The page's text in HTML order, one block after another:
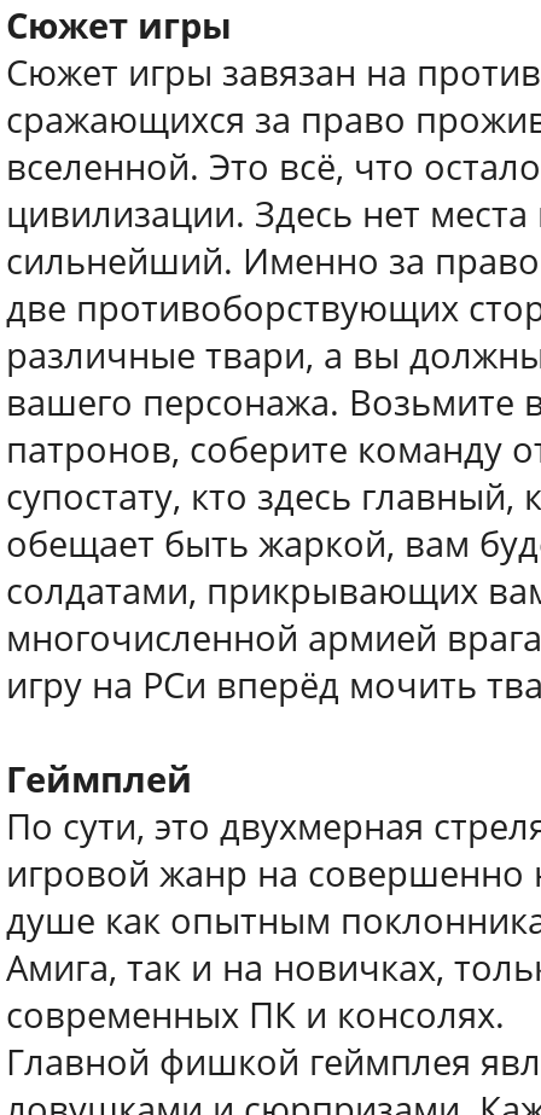
Сюжет игры
Сюжет игры завязан на
сражающихся за право
вселенной. Это всё, что
цивилизации. Здесь нет
сильнейший. Именно за
две противоборствующих
различные твари, а вы
вашего персонажа. Возьмите
патронов, соберите команду
супостату, кто здесь
обещает быть жаркой, вам
солдатами, прикрывающих
многочисленной армией
игру на PCи вперёд мочить
Геймплей
По сути, это двухмерная
игровой жанр на совершенно
душе как опытным
Амига, так и на новичках,
современных ПК и консолях.
Главной фишкой геймплея